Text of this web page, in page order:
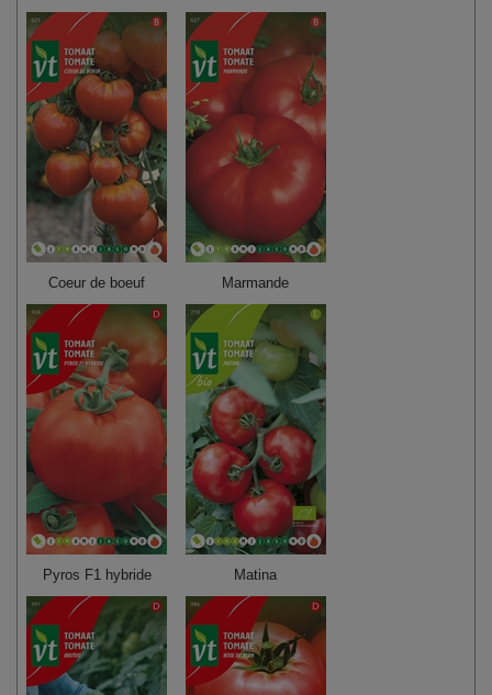
Coeur de boeuf Marmande
Pyros F1 hybride Matina